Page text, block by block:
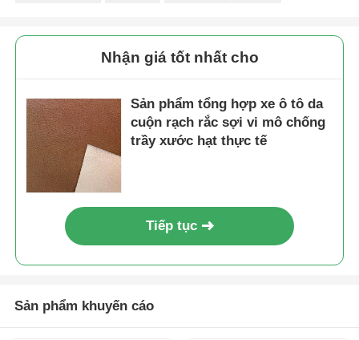
Nhận giá tốt nhất cho
Sản phẩm tổng hợp xe ô tô da
cuộn rạch rắc sợi vi mô chống
trầy xước hạt thực tế
Tiếp tục
Sản phẩm khuyến cáo